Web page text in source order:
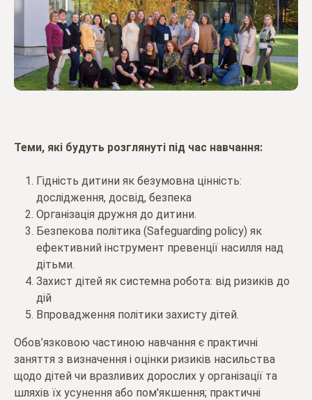
Теми, які будуть розглянуті під час навчання:
Гідність дитини як безумовна цінність:
дослідження, досвід, безпека
Організація дружня до дитини.
Безпекова політика (Safeguarding policy) як
ефективний інструмент превенції насилля над
дітьми.
Захист дітей як системна робота: від ризиків до
дій
Впровадження політики захисту дітей.
Обов’язковою частиною навчання є практичні
заняття з визначення і оцінки ризиків насильства
щодо дітей чи вразливих дорослих у організації та
шляхів їх усунення або пом'якшення; практичні